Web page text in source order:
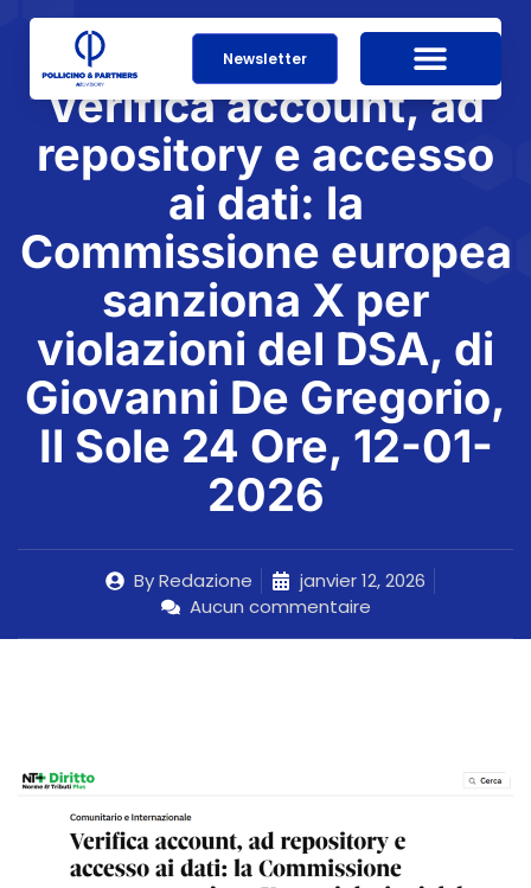
Newsletter
Verifica account, ad
repository e accesso
ai dati: la
Commissione europea
sanziona X per
violazioni del DSA, di
Giovanni De Gregorio,
Il Sole 24 Ore, 12-01-
2026
ByRedazione
janvier 12, 2026
Aucun commentaire